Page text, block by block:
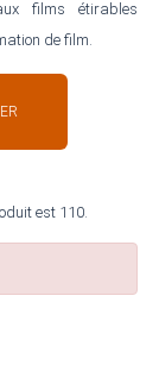
films étirables
de film.
est 110.